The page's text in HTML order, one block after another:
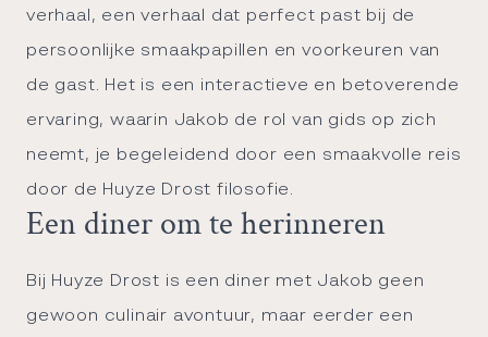
verhaal, een verhaal dat perfect past bij de
persoonlijke smaakpapillen en voorkeuren van
de gast. Het is een interactieve en betoverende
ervaring, waarin Jakob de rol van gids op zich
neemt, je begeleidend door een smaakvolle reis
door de Huyze Drost filosofie.
Een diner om te herinneren
Bij Huyze Drost is een diner met Jakob geen
gewoon culinair avontuur, maar eerder een